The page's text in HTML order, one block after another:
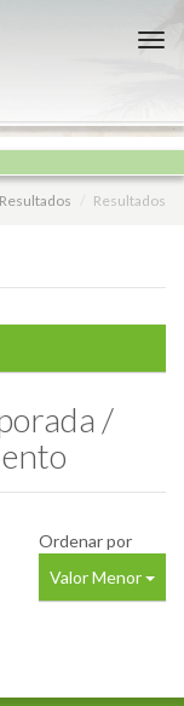
Resultados Resultados
/
Ordenar por
Valor Menor